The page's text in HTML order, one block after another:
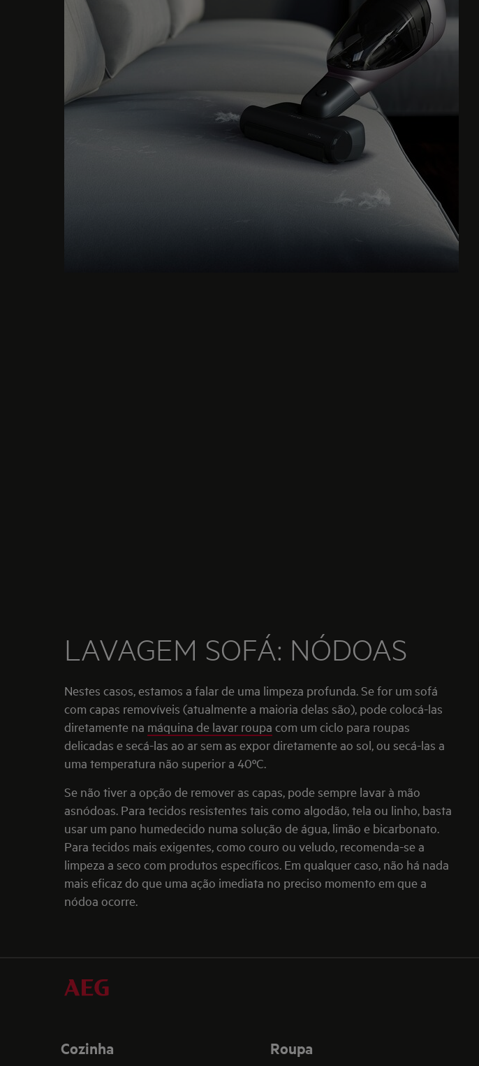
LAVAGEM SOFÁ: NÓDOAS
Nestes casos, estamos a falar de uma limpeza profunda. Se for um sofá
com capas removíveis (atualmente a maioria delas são), pode colocá-las
diretamente na máquina de lavar roupa com um ciclo para roupas
delicadas e secá-las ao ar sem as expor diretamente ao sol, ou secá-las a
uma temperatura não superior a 40ºC.
Se não tiver a opção de remover as capas, pode sempre lavar à mão
asnódoas. Para tecidos resistentes tais como algodão, tela ou linho, basta
usar um pano humedecido numa solução de água, limão e bicarbonato.
Para tecidos mais exigentes, como couro ou veludo, recomenda-se a
limpeza a seco com produtos específicos. Em qualquer caso, não há nada
mais eficaz do que uma ação imediata no preciso momento em que a
nódoa ocorre.
Cozinha Roupa